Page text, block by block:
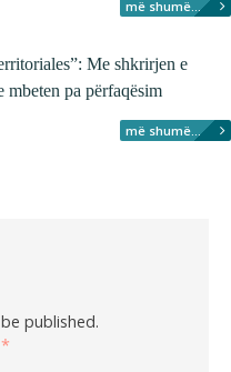
më shumë...
Me shkrirjen e
mbeten pa përfaqësim
më shumë...
published.
*